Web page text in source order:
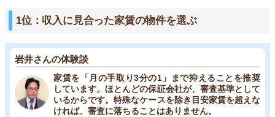
1位：収入に見合った家賃の物件を選ぶ
岩井さんの体験談
家賃を「月の手取り3分の1」まで抑えることを推奨
しています。ほとんどの保証会社が、審査基準として
いるからです。特殊なケースを除き目安家賃を超えな
ければ、審査に落ちることはありません。